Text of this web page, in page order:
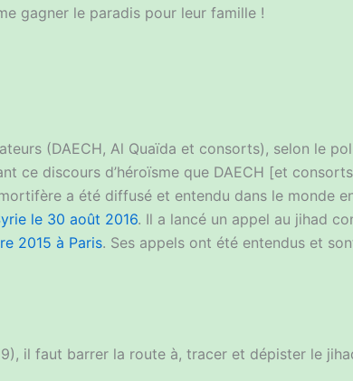
gagner le paradis pour leur famille !
(DAECH, Al Quaïda et consorts), selon le
ce discours d’héroïsme que DAECH [et
a été diffusé et entendu dans le monde
le 30 août 2016. Il a lancé un appel au jihad
2015 à Paris. Ses appels ont été entendus et
il faut barrer la route à, tracer et dépister le